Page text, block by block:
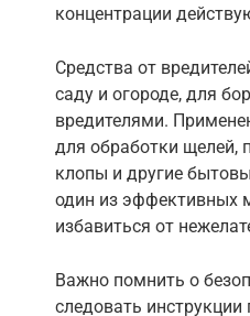
концентрации
Средства от
саду и огороде, для
вредителями.
для обработки щелей,
клопы и другие
один из эффективных
избавиться от
Важно помнить о
следовать